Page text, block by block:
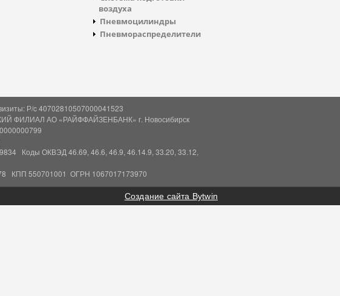
воздуха
Пневмоцилиндры
Пневмораспределители
Р/c 40702810507000041523
ФИЛИАЛ АО «РАЙФФАЙЗЕНБАНК» г. Новосибирск
Коды ОКВЭД 46.69, 46.6, 46.9, 46.14.9, 33.20, 33.12,
КПП 550701001 ОГРН 1067017173970
Создание сайта Bytwin